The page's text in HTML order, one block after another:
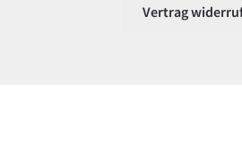
Vertrag